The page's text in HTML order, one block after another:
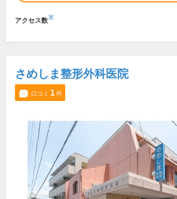
アクセス数※
さめしま整形外科医院
口コミ 1件